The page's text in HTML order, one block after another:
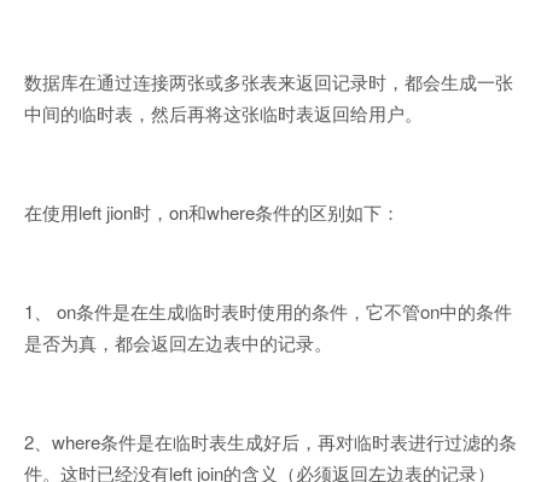
数据库在通过连接两张或多张表来返回记录时，都会生成一张
中间的临时表，然后再将这张临时表返回给用户。
在使用left jion时，on和where条件的区别如下：
1、 on条件是在生成临时表时使用的条件，它不管on中的条件
是否为真，都会返回左边表中的记录。
2、where条件是在临时表生成好后，再对临时表进行过滤的条
件。这时已经没有left join的含义（必须返回左边表的记录）